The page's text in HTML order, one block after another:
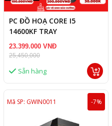
PC ĐỒ HOẠ CORE I5
14600KF TRAY
/B760M/16GB RAM/RX 7600
8GB
23.399.000 VNĐ
25,450,000
Sẵn hàng
Mã SP: GWIN0011 -7%